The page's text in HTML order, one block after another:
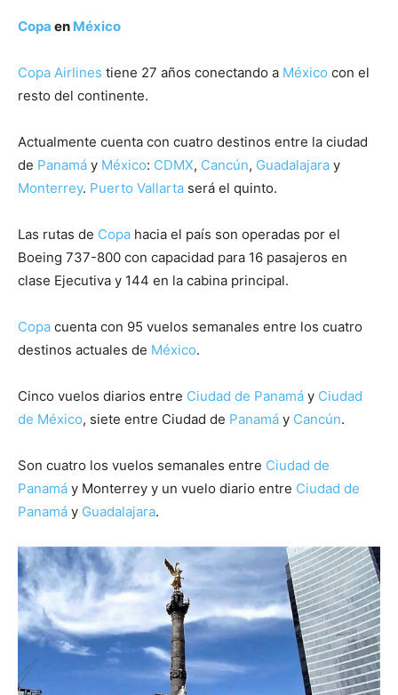
Copa en México
Copa Airlines tiene 27 años conectando a México con el
resto del continente.
Actualmente cuenta con cuatro destinos entre la ciudad
de Panamá y México: CDMX, Cancún, Guadalajara y
Monterrey. Puerto Vallarta será el quinto.
Las rutas de Copa hacia el país son operadas por el
Boeing 737-800 con capacidad para 16 pasajeros en
clase Ejecutiva y 144 en la cabina principal.
Copa cuenta con 95 vuelos semanales entre los cuatro
destinos actuales de México.
Cinco vuelos diarios entre Ciudad de Panamá y Ciudad
de México, siete entre Ciudad de Panamá y Cancún.
Son cuatro los vuelos semanales entre Ciudad de
Panamá y Monterrey y un vuelo diario entre Ciudad de
Panamá y Guadalajara.